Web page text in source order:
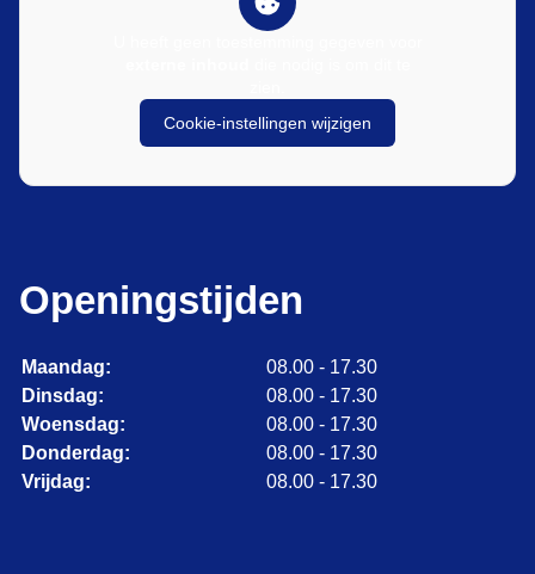
Cookie-instellingen wijzigen
Openingstijden
Maandag:
08.00 - 17.30
Dinsdag:
08.00 - 17.30
Woensdag:
08.00 - 17.30
Donderdag:
08.00 - 17.30
Vrijdag:
08.00 - 17.30